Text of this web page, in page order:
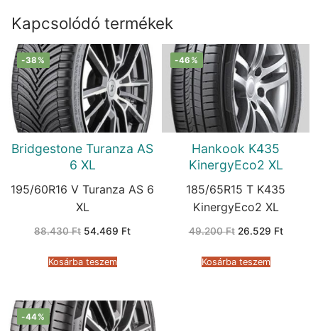
Kapcsolódó termékek
-38%
Bridgestone Turanza AS
6 XL
195/60R16 V Turanza AS 6
XL
88.430Ft Original
88.430 Ft.
54.469 FtCurrent
Kosárba teszem
-46%
Hankook K435
KinergyEco2 XL
185/65R15 T K435
KinergyEco2 XL
49.200Ft Original
49.200 Ft.
26.529 FtCurrent
Kosárba teszem
-44%